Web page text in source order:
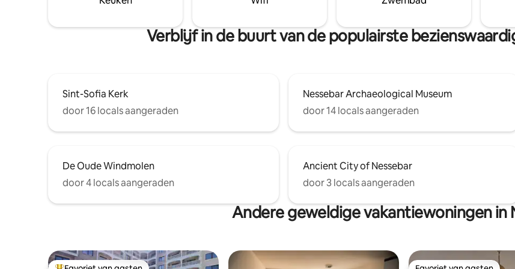
Verblijf in de buurt van de populairste
Sint-Sofia Kerk
door 16 locals aangeraden
Nessebar Archaeological Museum
door 14 locals aangeraden
De Oude Windmolen
door 4 locals aangeraden
Ancient City of Nessebar
door 3 locals aangeraden
Andere geweldige vakantiewoningen in